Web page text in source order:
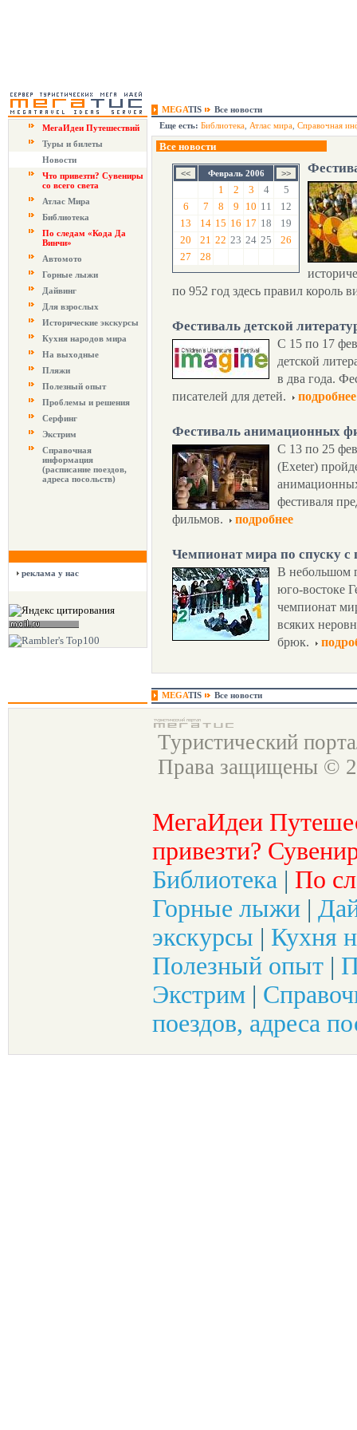
MEGATIS
Все новости
МегаИдеи Путешествий
Туры и билеты
Новости
Что привезти? Сувениры
со всего света
Атлас Мира
Библиотека
По следам «Кода Да
Винчи»
Автомото
Горные лыжи
Дайвинг
Для взрослых
Исторические экскурсы
Кухня народов мира
На выходные
Пляжи
Полезный опыт
Проблемы и решения
Серфинг
Экстрим
Справочная
информация
(расписание поездов,
адреса посольств)
реклама у нас
Еще есть: Библиотека Атлас мира Справочная
Все новости
Февраль 2006
1 2 3 4
5
6
7 8 9 10 11
12
13
14 15 16 17 18
19
20
21 22 23 24 25
26
27
28
по 952 год здесь правил король
Фестиваль детской
С 15 по 17
детской
в два года.
писателей для детей.
подробнее
Фестиваль анимационных
С 13 по 25
(Exeter)
фестиваля
фильмов.
подробнее
Чемпионат мира по спуску
В небольшом
юго-востоке
чемпионат
всяких
брюк.
MEGATIS Все новости
Туристический
Права защищены ©
МегаИдеи
привезти?
Библиотека | По
Горные лыжи |
экскурсы | Кухня
Полезный опыт |
Экстрим |
поездов, адреса